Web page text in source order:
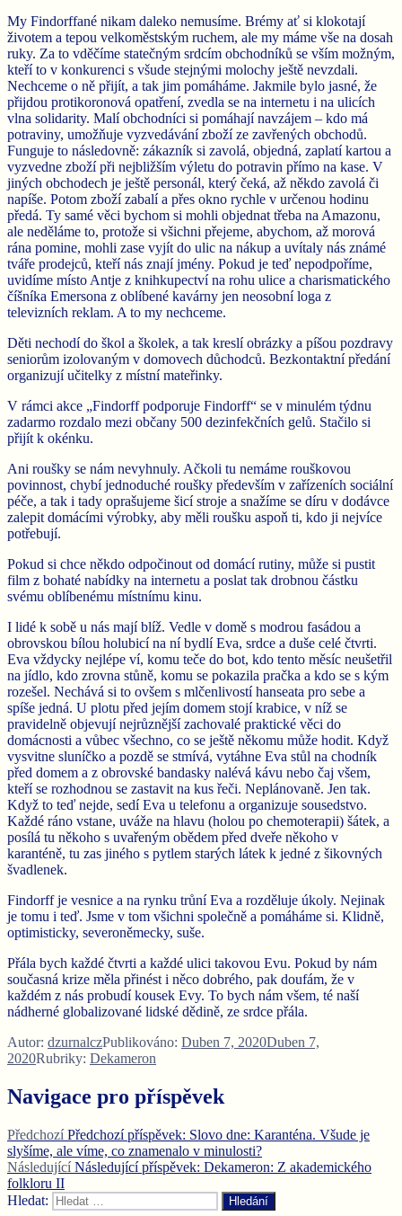
My Findorffané nikam daleko nemusíme. Brémy ať si klokotají
životem a tepou velkoměstským ruchem, ale my máme vše na dosah
ruky. Za to vděčíme statečným srdcím obchodníků se vším možným,
kteří to v konkurenci s všude stejnými molochy ještě nevzdali.
Nechceme o ně přijít, a tak jim pomáháme. Jakmile bylo jasné, že
přijdou protikoronová opatření, zvedla se na internetu i na ulicích
vlna solidarity. Malí obchodníci si pomáhají navzájem – kdo má
potraviny, umožňuje vyzvedávání zboží ze zavřených obchodů.
Funguje to následovně: zákazník si zavolá, objedná, zaplatí kartou a
vyzvedne zboží při nejbližším výletu do potravin přímo na kase. V
jiných obchodech je ještě personál, který čeká, až někdo zavolá či
napíše. Potom zboží zabalí a přes okno rychle v určenou hodinu
předá. Ty samé věci bychom si mohli objednat třeba na Amazonu,
ale neděláme to, protože si všichni přejeme, abychom, až morová
rána pomine, mohli zase vyjít do ulic na nákup a uvítaly nás známé
tváře prodejců, kteří nás znají jmény. Pokud je teď nepodpoříme,
uvidíme místo Antje z knihkupectví na rohu ulice a charismatického
číšníka Emersona z oblíbené kavárny jen neosobní loga z
televizních reklam. A to my nechceme.
Děti nechodí do škol a školek, a tak kreslí obrázky a píšou pozdravy
seniorům izolovaným v domovech důchodců. Bezkontaktní předání
organizují učitelky z místní mateřinky.
V rámci akce „Findorff podporuje Findorff“ se v minulém týdnu
zadarmo rozdalo mezi občany 500 dezinfekčních gelů. Stačilo si
přijít k okénku.
Ani roušky se nám nevyhnuly. Ačkoli tu nemáme rouškovou
povinnost, chybí jednoduché roušky především v zařízeních sociální
péče, a tak i tady oprašujeme šicí stroje a snažíme se díru v dodávce
zalepit domácími výrobky, aby měli roušku aspoň ti, kdo ji nejvíce
potřebují.
Pokud si chce někdo odpočinout od domácí rutiny, může si pustit
film z bohaté nabídky na internetu a poslat tak drobnou částku
svému oblíbenému místnímu kinu.
I lidé k sobě u nás mají blíž. Vedle v domě s modrou fasádou a
obrovskou bílou holubicí na ní bydlí Eva, srdce a duše celé čtvrti.
Eva vždycky nejlépe ví, komu teče do bot, kdo tento měsíc neušetřil
na jídlo, kdo zrovna stůně, komu se pokazila pračka a kdo se s kým
rozešel. Nechává si to ovšem s mlčenlivostí hanseata pro sebe a
spíše jedná. U plotu před jejím domem stojí krabice, v níž se
pravidelně objevují nejrůznější zachovalé praktické věci do
domácnosti a vůbec všechno, co se ještě někomu může hodit. Když
vysvitne sluníčko a pozdě se stmívá, vytáhne Eva stůl na chodník
před domem a z obrovské bandasky nalévá kávu nebo čaj všem,
kteří se rozhodnou se zastavit na kus řeči. Neplánovaně. Jen tak.
Když to teď nejde, sedí Eva u telefonu a organizuje sousedstvo.
Každé ráno vstane, uváže na hlavu (holou po chemoterapii) šátek, a
posílá tu někoho s uvařeným obědem před dveře někoho v
karanténě, tu zas jiného s pytlem starých látek k jedné z šikovných
švadlenek.
Findorff je vesnice a na rynku trůní Eva a rozděluje úkoly. Nejinak
je tomu i teď. Jsme v tom všichni společně a pomáháme si. Klidně,
optimisticky, severoněmecky, suše.
Přála bych každé čtvrti a každé ulici takovou Evu. Pokud by nám
současná krize měla přinést i něco dobrého, pak doufám, že v
každém z nás probudí kousek Evy. To bych nám všem, té naší
nádherné globalizované lidské dědině, ze srdce přála.
Autor: dzurnalczPublikováno: Duben 7, 2020Duben 7,
2020Rubriky: Dekameron
Navigace pro příspěvek
Předchozí Předchozí příspěvek: Slovo dne: Karanténa. Všude je
slyšíme, ale víme, co znamenalo v minulosti?
Následující Následující příspěvek: Dekameron: Z akademického
folkloru II
Hledat:
Hledání